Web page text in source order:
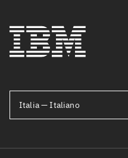
Italia — Italiano